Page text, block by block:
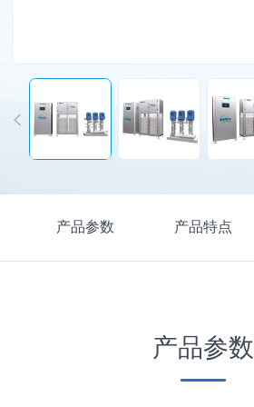
产品参数 产品特点
产品参数